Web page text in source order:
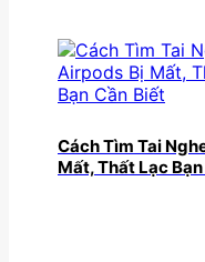
Cách Tìm Tai
Mất, Thất Lạc